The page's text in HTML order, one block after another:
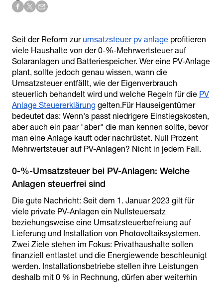
Seit der Reform zur umsatzsteuer pv anlage profitieren
viele Haushalte von der 0-%-Mehrwertsteuer auf
Solaranlagen und Batteriespeicher. Wer eine PV-Anlage
plant, sollte jedoch genau wissen, wann die
Umsatzsteuer entfällt, wie der Eigenverbrauch
steuerlich behandelt wird und welche Regeln für die PV
Anlage Steuererklärung gelten.Für Hauseigentümer
bedeutet das: Wenn's passt niedrigere Einstiegskosten,
aber auch ein paar "aber" die man kennen sollte, bevor
man eine Anlage kauft oder nachrüstet. Null Prozent
Mehrwertsteuer auf PV-Anlagen? Nicht in jedem Fall.
0-%-Umsatzsteuer bei PV-Anlagen: Welche
Anlagen steuerfrei sind
Die gute Nachricht: Seit dem 1. Januar 2023 gilt für
viele private PV-Anlagen ein Nullsteuersatz
beziehungsweise eine Umsatzsteuerbefreiung auf
Lieferung und Installation von Photovoltaiksystemen.
Zwei Ziele stehen im Fokus: Privathaushalte sollen
finanziell entlastet und die Energiewende beschleunigt
werden. Installationsbetriebe stellen ihre Leistungen
deshalb mit 0 % in Rechnung, dürfen aber weiterhin